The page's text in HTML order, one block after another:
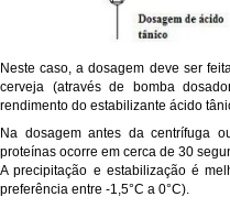
Neste caso, a dosagem deve ser
cerveja (através de bomba
rendimento do estabilizante ácido
Na dosagem antes da centrífuga
proteínas ocorre em cerca de 30
A precipitação e estabilização é
preferência entre -1,5°C a 0°C).